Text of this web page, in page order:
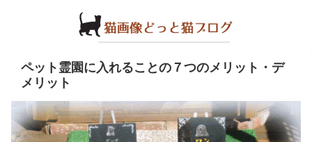
ペット霊園に入れることの７つのメリット・デ
メリット